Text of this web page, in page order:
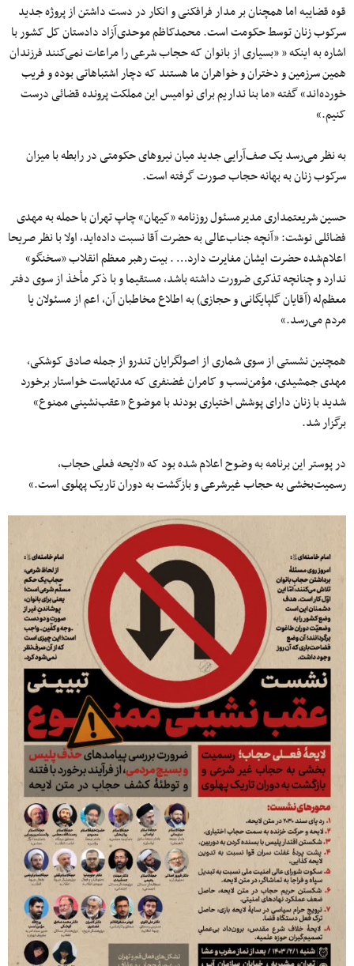
قوه قضاییه اما همچنان بر مدار فرافکنی و انکار در دست داشتن از پروژه جدید
سرکوب زنان توسط حکومت است. محمدکاظم موحدی‌آزاد دادستان کل کشور با
اشاره به اینکه « «بسیاری از بانوان که حجاب شرعی را مراعات نمی‌کنند فرزندان
همین سرزمین و دختران و خواهران ما هستند که دچار اشتباهاتی بوده و فریب
خورده‌اند» گفته «ما بنا نداریم برای نوامیس این مملکت پرونده قضائی درست
کنیم.»
به نظر می‌رسد یک صف‌آرایی جدید میان نیروهای حکومتی در رابطه با میزان
سرکوب زنان به بهانه حجاب صورت گرفته است.
حسین شریعتمداری مدیرمسئول روزنامه «کیهان» چاپ تهران با حمله به مهدی
فضائلی نوشت: «آنچه جناب‌عالی به حضرت آقا نسبت داده‌اید، اولا با نظر صریحا
اعلام‌شده حضرت ایشان مغایرت دارد… . بیت رهبر معظم انقلاب «‌سخنگو‌»
ندارد و چنانچه تذکری ضرورت داشته باشد، مستقیما و با ذکر مأخذ از سوی دفتر
معظم‌له (آقایان گلپایگانی و حجازی‌) به اطلاع مخاطبان آن، اعم از مسئولان یا
مردم می‌رسد.»
همچنین نشستی از سوی شماری از اصولگرایان تندرو از جمله صادق کوشکی،
مهدی جمشیدی، مؤمن‌نسب و کامران غضنفری که مدتهاست خواستار برخورد
شدید با زنان دارای پوشش اختیاری بودند با موضوع «عقب‌نشینی ممنوع»
برگزار شد.
در پوستر این برنامه به وضوح اعلام شده بود که «لایحه فعلی حجاب،
رسمیت‌بخشی به حجاب غیرشرعی و بازگشت به دوران تاریک پهلوی است.»